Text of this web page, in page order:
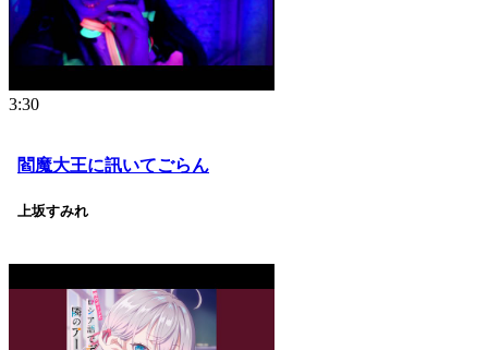
3:30
閻魔大王に訊いてごらん
上坂すみれ